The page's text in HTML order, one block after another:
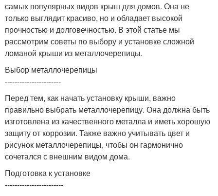
самых популярных видов крыш для домов. Она не
только выглядит красиво, но и обладает высокой
прочностью и долговечностью. В этой статье мы
рассмотрим советы по выбору и установке сложной
ломаной крыши из металлочерепицы.
Выбор металлочерепицы
-----------------------
Перед тем, как начать установку крыши, важно
правильно выбрать металлочерепицу. Она должна быть
изготовлена из качественного металла и иметь хорошую
защиту от коррозии. Также важно учитывать цвет и
рисунок металлочерепицы, чтобы он гармонично
сочетался с внешним видом дома.
Подготовка к установке
------------------------